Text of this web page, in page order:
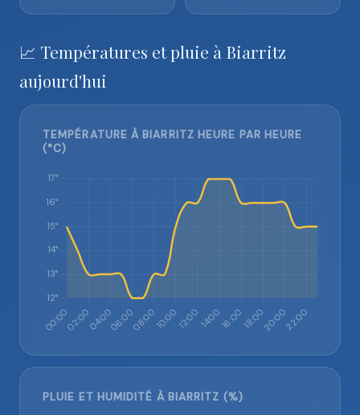
📈 Températures et pluie à Biarritz
aujourd'hui
TEMPÉRATURE À BIARRITZ HEURE PAR HEURE
(°C)
PLUIE ET HUMIDITÉ À BIARRITZ (%)